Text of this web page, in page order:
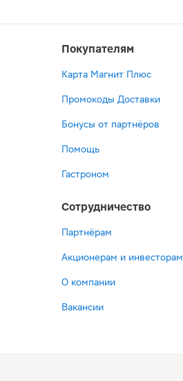
Покупателям
Карта Магнит Плюс
Промокоды Доставки
Бонусы от партнёров
Помощь
Гастроном
Сотрудничество
Партнёрам
Акционерам и инвесторам
О компании
Вакансии